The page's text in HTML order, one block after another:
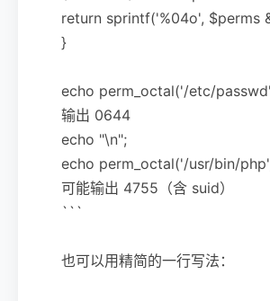
return sprintf('%04o', $perms
}
echo perm_octal('/etc/
输出 0644
echo "\n";
echo perm_octal('/usr/bin/
可能输出 4755（含 suid）
```
也可以用精简的一行写法：